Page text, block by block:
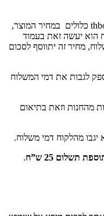
1. דמי המשלוח במשלוח מסוג "רשום רגיל" thbo כלולים במחיר המוצר,
הוא יעשה זאת בעמוד
מחיר זה יתווסף לסכום
לגבות את דמי המשלוח
מהחנות וזאת בתיאום
תשלום 25 ש”ח .